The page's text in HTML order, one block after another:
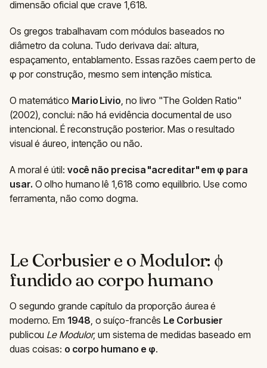
dimensão oficial que crave 1,618.
Os gregos trabalhavam com módulos baseados no
diâmetro da coluna. Tudo derivava daí: altura,
espaçamento, entablamento. Essas razões caem perto de
φ por construção, mesmo sem intenção mística.
O matemático Mario Livio, no livro "The Golden Ratio"
(2002), conclui: não há evidência documental de uso
intencional. É reconstrução posterior. Mas o resultado
visual é áureo, intenção ou não.
A moral é útil: você não precisa "acreditar" em φ para
usar. O olho humano lê 1,618 como equilíbrio. Use como
ferramenta, não como dogma.
Le Corbusier e o Modulor: φ
fundido ao corpo humano
O segundo grande capítulo da proporção áurea é
moderno. Em 1948, o suíço-francês Le Corbusier
publicou Le Modulor, um sistema de medidas baseado em
duas coisas: o corpo humano e φ.